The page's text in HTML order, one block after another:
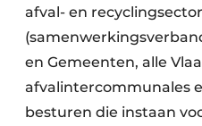
afval- en
en Gemeenten, alle
afvalintercommunales
besturen die instaan